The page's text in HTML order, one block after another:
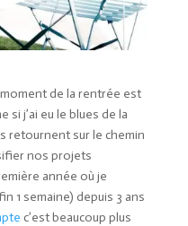
de la rentrée est
si j’ai eu le blues de la
retournent sur le chemin
nos projets
année où je
1 semaine) depuis 3 ans
c’est beaucoup plus